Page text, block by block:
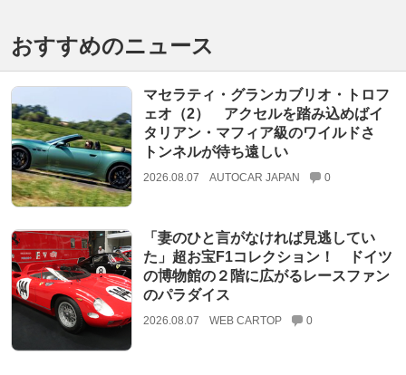
おすすめのニュース
マセラティ・グランカブリオ・トロフ
ェオ（2） アクセルを踏み込めばイ
タリアン・マフィア級のワイルドさ
トンネルが待ち遠しい
2026.08.07 AUTOCAR JAPAN 0
「妻のひと言がなければ見逃してい
た」超お宝F1コレクション！ ドイツ
の博物館の２階に広がるレースファン
のパラダイス
2026.08.07 WEB CARTOP 0